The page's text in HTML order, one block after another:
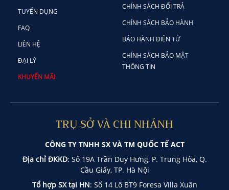
TUYỂN DỤNG
FAQ
LIÊN HỆ
ĐẠI LÝ
KHUYẾN MÃI
CHÍNH SÁCH ĐỔI TRẢ
CHÍNH SÁCH BẢO HÀNH
BẢO HÀNH ĐIỆN TỬ
CHÍNH SÁCH BẢO MẬT
THÔNG TIN
TRỤ SỞ VÀ CHI NHÁNH
CÔNG TY TNHH SX VÀ TM QUỐC TẾ ACT
Địa chỉ ĐKKD: Số 19A Trần Duy Hưng, P. Trung Hòa, Q.
Cầu Giấy, TP. Hà Nội
Tổ hợp SX tại HN: Số 14 Lô BT9 Foresa Villa Xuân